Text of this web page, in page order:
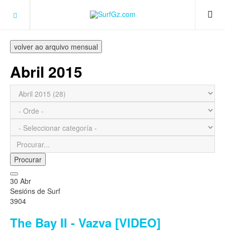
volver ao arquivo mensual
Abril 2015
Procurar
30 Abr
Sesións de Surf
3904
The Bay II - Vazva [VIDEO]